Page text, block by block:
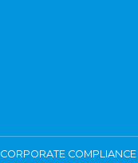
CORPORATE COMPLIANCE